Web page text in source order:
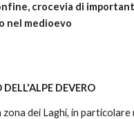
crocevia di
nel medioevo
DELL'ALPE DEVERO
zona dei Laghi, in